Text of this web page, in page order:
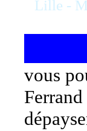
Lille -
vous